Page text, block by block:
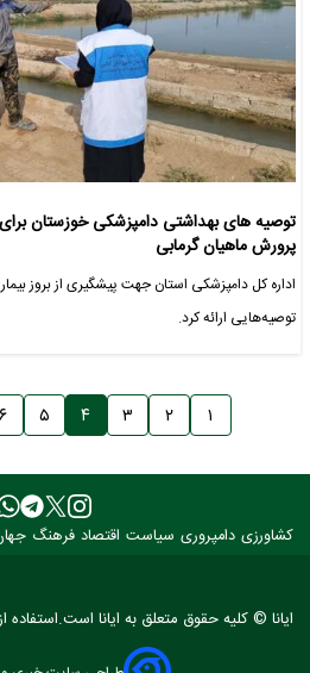
پرورش ماهیان گرمابی
توصیه‌هایی ارائه کرد.
۱ ۲ ۳ ۴ ۵ ۶
کشاورزی دامپروری سیاست اقتصاد فرهنگ
ایانا © کلیه حقوق متعلق به ایانا